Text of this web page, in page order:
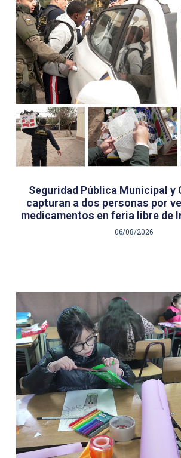
Seguridad Pública Municipal y
capturan a dos personas por
medicamentos en feria libre de
06/08/2026